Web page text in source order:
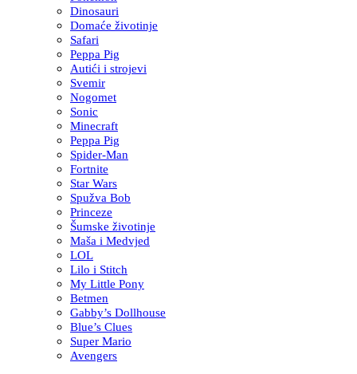
Dinosauri
Domaće životinje
Safari
Peppa Pig
Autići i strojevi
Svemir
Nogomet
Sonic
Minecraft
Peppa Pig
Spider-Man
Fortnite
Star Wars
Spužva Bob
Princeze
Šumske životinje
Maša i Medvjed
LOL
Lilo i Stitch
My Little Pony
Betmen
Gabby’s Dollhouse
Blue’s Clues
Super Mario
Avengers